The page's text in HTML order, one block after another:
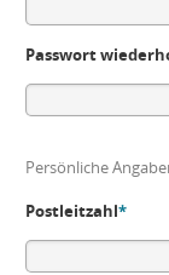
Passwort
Persönliche
Postleitzahl*